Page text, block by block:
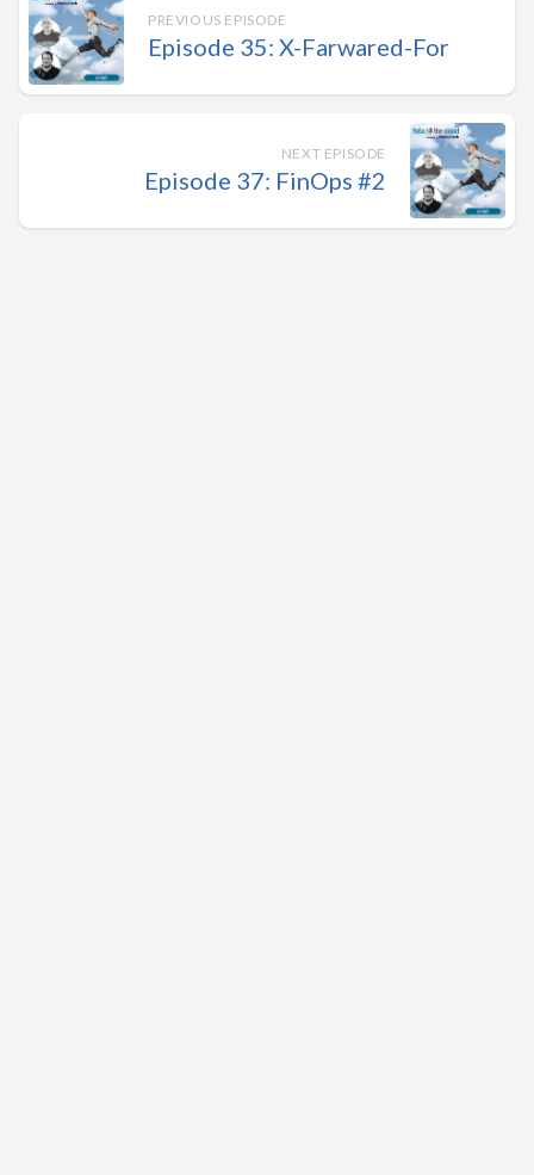
PREVIOUS EPISODE
Episode 35: X-Farwared-For
NEXT EPISODE
Episode 37: FinOps #2